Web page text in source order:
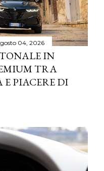
04, 2026
IN
TRA
E PIACERE DI